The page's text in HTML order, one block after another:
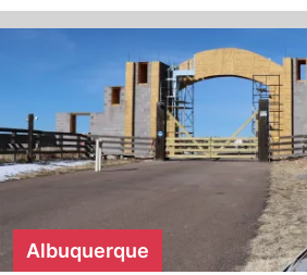
Albuquerque